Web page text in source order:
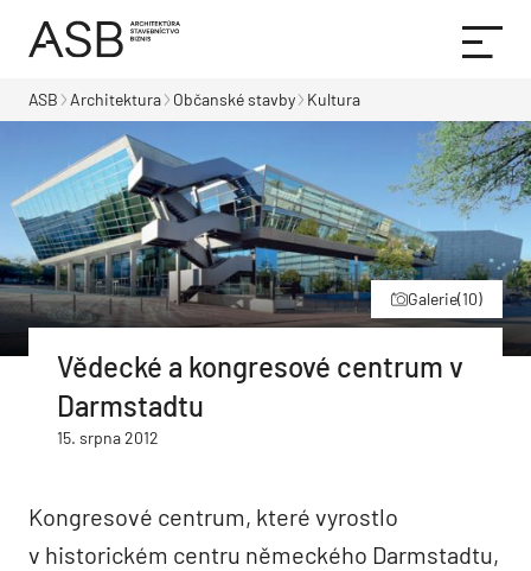
ASB Architektura Občanské stavby Kultura
Galerie(10)
Vědecké a kongresové centrum v
Darmstadtu
15. srpna 2012
Kongresové centrum, které vyrostlo
v historickém centru německého Darmstadtu,